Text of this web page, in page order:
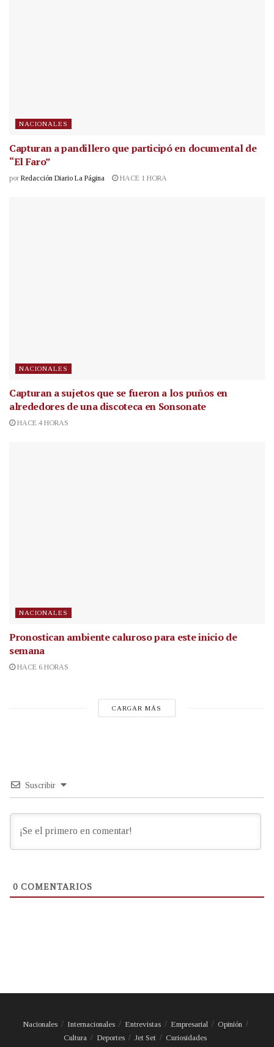
NACIONALES
Capturan a pandillero que participó en documental de
“El Faro”
por Redacción Diario La Página HACE 1 HORA
NACIONALES
Capturan a sujetos que se fueron a los puños en
alrededores de una discoteca en Sonsonate
HACE 4 HORAS
NACIONALES
Pronostican ambiente caluroso para este inicio de
semana
HACE 6 HORAS
CARGAR MÁS
Suscribir
0 COMENTARIOS
Nacionales Internacionales Entrevistas Empresarial
Opinión
Cultura
Deportes Jet Set Curiosidades